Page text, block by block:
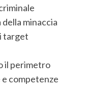
minaccia
target
il perimetro
competenze